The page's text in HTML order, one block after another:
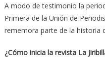
A modo de testimonio la
Primera de la Unión de
rememora parte de la historia
¿Cómo inicia la revista La